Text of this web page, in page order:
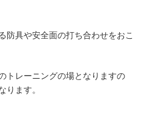
防具や安全面の打ち合わせをおこ
トレーニングの場となりますの
ります。